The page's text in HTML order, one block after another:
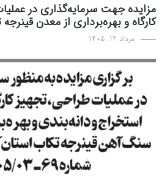
مزایده جهت سرمایه‌گذاری در
کارگاه و بهره‌برداری از معدن
مرداد 12, 1405
مزایده